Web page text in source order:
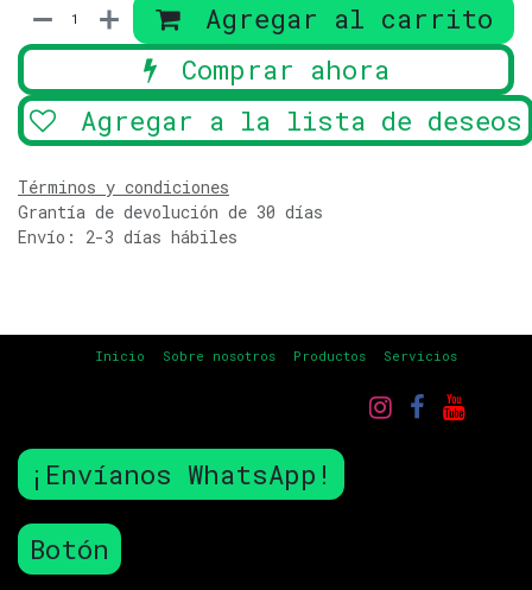
Agregar al carrito
Comprar ahora
Agregar a la lista de deseos
Términos y condiciones
Grantía de devolución de 30 días
Envío: 2-3 días hábiles
Inicio Sobre nosotros Productos Servicios
¡Envíanos WhatsApp!
Botón